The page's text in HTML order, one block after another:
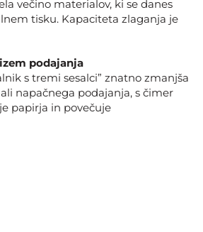
večino materialov, ki se danes
tisku. Kapaciteta zlaganja je
podajanja
s tremi sesalci” znatno zmanjša
napačnega podajanja, s čimer
papirja in povečuje